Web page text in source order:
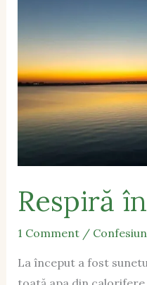
Respiră
1 Comment /
La început a fost